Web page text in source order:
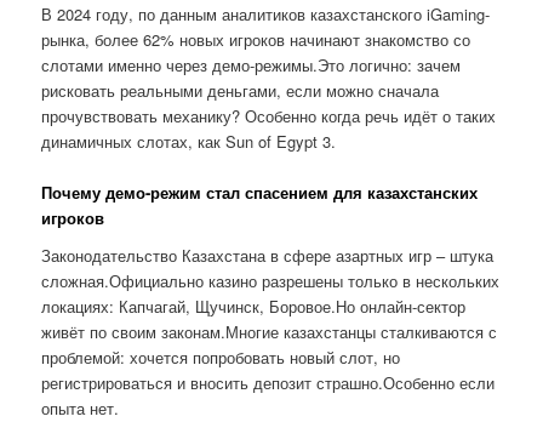
В 2024 году, по данным аналитиков казахстанского iGaming-
рынка, более 62% новых игроков начинают знакомство со
слотами именно через демо-режимы.Это логично: зачем
рисковать реальными деньгами, если можно сначала
прочувствовать механику? Особенно когда речь идёт о таких
динамичных слотах, как Sun of Egypt 3.
Почему демо-режим стал спасением для казахстанских
игроков
Законодательство Казахстана в сфере азартных игр – штука
сложная.Официально казино разрешены только в нескольких
локациях: Капчагай, Щучинск, Боровое.Но онлайн-сектор
живёт по своим законам.Многие казахстанцы сталкиваются с
проблемой: хочется попробовать новый слот, но
регистрироваться и вносить депозит страшно.Особенно если
опыта нет.